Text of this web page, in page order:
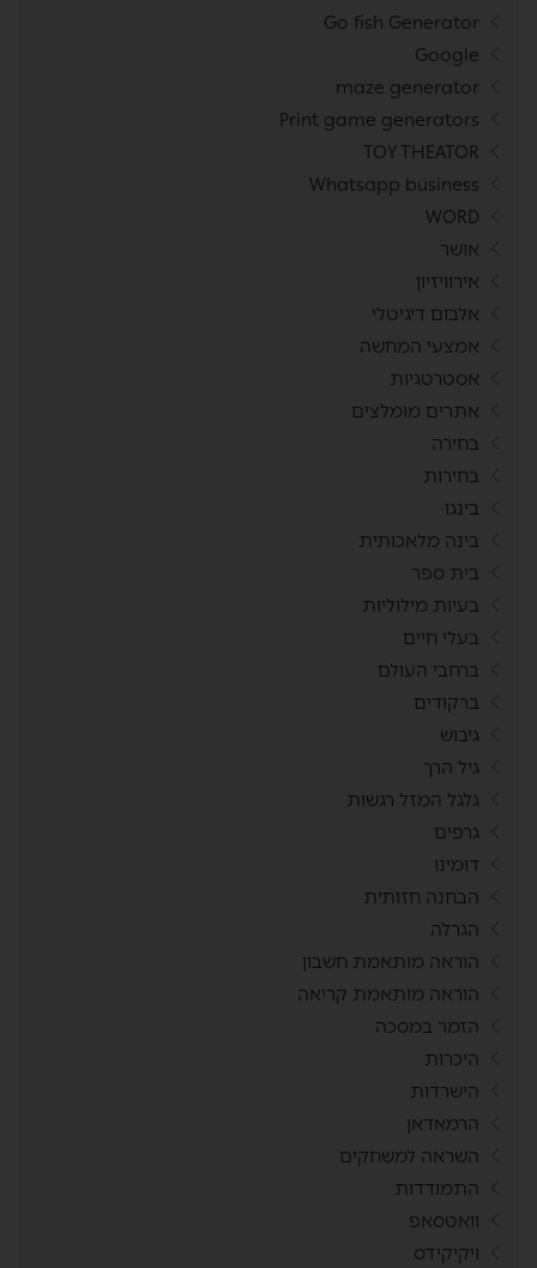
Go fish Generator
Google
maze generator
Print game generators
TOY THEATOR
Whatsapp business
WORD
אושר
אירוויזיון
אלבום דיגיטלי
אמצעי המחשה
אסטרטגיות
אתרים מומלצים
בחירה
בחירות
בינגו
בינה מלאכותית
בית ספר
בעיות מילוליות
בעלי חיים
ברחבי העולם
ברקודים
גיבוש
גיל הרך
גלגל המזל רגשות
גרפים
דומינו
הבחנה חזותית
הגרלה
הוראה מותאמת חשבון
הוראה מותאמת קריאה
הזמר במסכה
היכרות
הישרדות
הרמאדאן
השראה למשחקים
התמודדות
וואטסאפ
ויקיקידס